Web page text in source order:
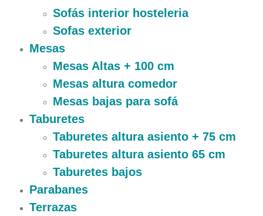
Sofás interior hosteleria
Sofas exterior
Mesas
Mesas Altas + 100 cm
Mesas altura comedor
Mesas bajas para sofá
Taburetes
Taburetes altura asiento + 75 cm
Taburetes altura asiento 65 cm
Taburetes bajos
Parabanes
Terrazas